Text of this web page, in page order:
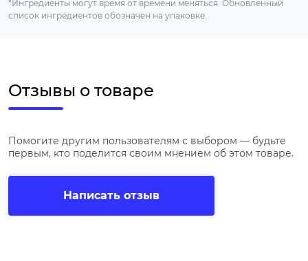
*Ингредиенты могут время от времени меняться. Обновленный
список ингредиентов обозначен на упаковке.
Отзывы о товаре
Помогите другим пользователям с выбором — будьте
первым, кто поделится своим мнением об этом товаре.
Написать отзыв